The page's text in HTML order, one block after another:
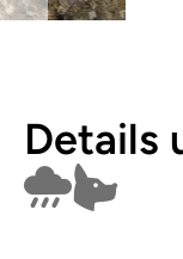
Details
Findet